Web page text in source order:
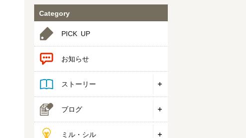
Category
PICK UP
お知らせ
ストーリー
ブログ
ミル・シル